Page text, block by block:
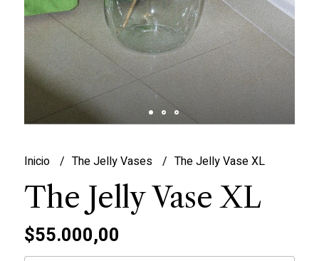
Inicio The Jelly Vases The Jelly Vase XL
The Jelly Vase XL
$55.000,00